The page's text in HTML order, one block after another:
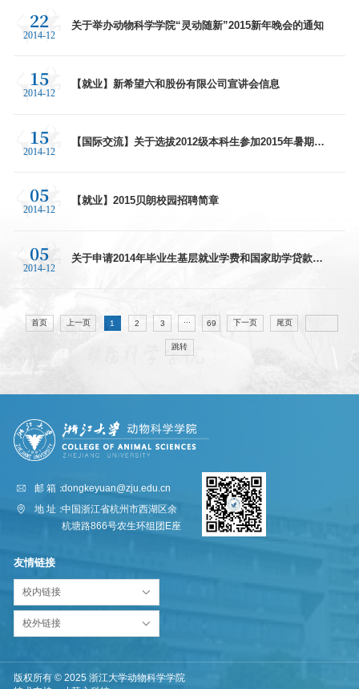
22
2014-12
关于举办动物科学学院“灵动随新”2015新年晚会的通知
15
2014-12
【就业】新希望六和股份有限公司宣讲会信息
15
2014-12
【国际交流】关于选拔2012级本科生参加2015年暑期国
05
2014-12
【就业】2015贝朗校园招聘简章
05
2014-12
关于申请2014年毕业生基层就业学费和国家助学贷款代
首页 上一页 1 2 3 69 下一页 尾页
跳转
邮 箱：dongkeyuan@zju.edu.cn
地 址：中国浙江省杭州市西湖区余
杭塘路866号农生环组团E座
友情链接
校内链接
校外链接
版权所有 © 2025 浙江大学动物科学学院